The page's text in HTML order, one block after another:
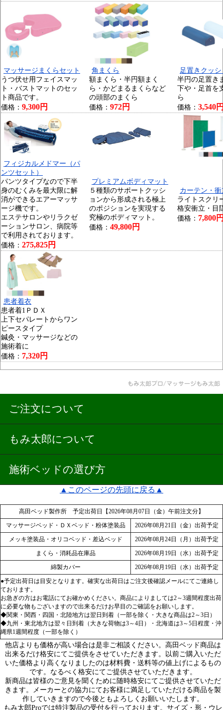
マッサージまくらセット
うつ伏せ用フェイスマッ
ト・バストマットのセッ
ト商品です。
価格： 9,300円
角まくら
額まくら・半円額まく
ら・かどまるまくらなど
の頭部のまくら
価格： 972円
足置きクッ
半円の足置き
下や・足首を
ら
価格： 3,540
フィジカルメドマー（パ
ンツセット）
パンツタイプなので下半
身のむくみを最大限に解
消ができるエアーマッサ
ージ機です。
エステサロンやリラクゼ
ーションサロン、病院等
で利用されております。
価格： 275,825円
プレミアムボディマット
５種類のサポートクッシ
ョンから形成される極上
のポジションを実現する
究極のボディマット。
価格： 49,800円
カーテン・衝
ライトスクリ
格安衝立・目
価格： 7,800
患者着衣
患者着1ＰＤＸ
上下セパレートからワン
ピースタイプ
鍼灸・マッサージなどの
施術着に
価格： 7,320円
ご注文について
もみ太郎について
施術ベッドの選び方
▲このページの先頭に戻る▲
高田ベッド製作所 予定出荷日【2026年08月07日（金）午前注文分】
マッサージベッド・ＤＸベッド・粉体塗装品
2026年08月21日（金）出荷予定
メッキ塗装品・オリコベッド・差込ベッド
2026年08月24日（月）出荷予定
まくら・消耗品在庫品
2026年08月19日（水）出荷予定
綿製カバー
2026年08月19日（水）出荷予定
●予定出荷日は目安となります。確実な出荷日はご注文後確認メールにてご連絡し
ております。
お急ぎの方はお電話にてお確かめください。商品によりましては2～3週間程度出荷
に必要な物もございますので出来るだけお早目のご確認をお願いします。
◆関東・関西・四国・北陸地方は翌日到着（一部を除く・大きな商品は2～3日）
◆九州・東北地方は翌々日到着（大きな荷物は3～4日）・北海道は3～5日程度・沖
縄県1週間程度（一部を除く）
他店よりも価格が高い場合は是非ご相談ください。高田ベッド商品は
出来るだけ格安にてご提供をさせていただきます。以前ご購入いただ
いた価格より高くなりましたのは材料費・送料等の値上げによるもの
です。なるべく格安にてご提供させていただきます。
新商品は皆様のご意見を聞くために随時格安にてご提供させていただ
きます。メーカーとの協力にてお客様に満足していただける商品を製
作していきますので今後ともよろしくお願いいたします。
もみ太郎Proでは特注製品の受付を行っております。サイズ・形・ウレ